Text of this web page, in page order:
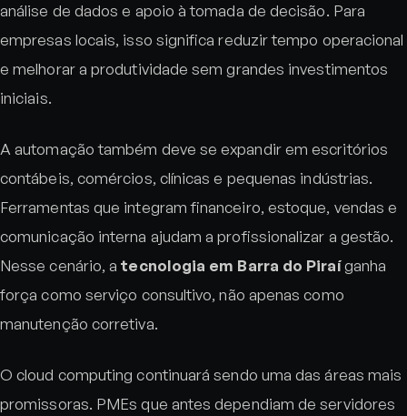
análise de dados e apoio à tomada de decisão. Para
empresas locais, isso significa reduzir tempo operacional
e melhorar a produtividade sem grandes investimentos
iniciais.
A automação também deve se expandir em escritórios
contábeis, comércios, clínicas e pequenas indústrias.
Ferramentas que integram financeiro, estoque, vendas e
comunicação interna ajudam a profissionalizar a gestão.
Nesse cenário, atecnologia em Barra do Piraíganha
força como serviço consultivo, não apenas como
manutenção corretiva.
O cloud computing continuará sendo uma das áreas mais
promissoras. PMEs que antes dependiam de servidores